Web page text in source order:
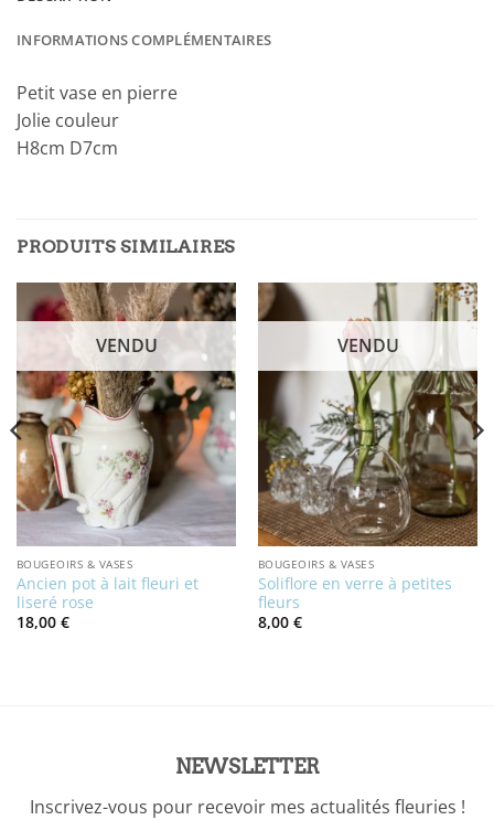
INFORMATIONS COMPLÉMENTAIRES
Petit vase en pierre
Jolie couleur
H8cm D7cm
PRODUITS SIMILAIRES
VENDU
BOUGEOIRS & VASES
Ancien pot à lait fleuri et
liseré rose
18,00 €
VENDU
BOUGEOIRS & VASES
Soliflore en verre à petites
fleurs
8,00 €
NEWSLETTER
Inscrivez-vous pour recevoir mes actualités fleuries !